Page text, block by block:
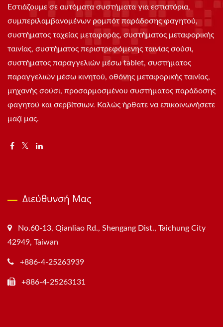
Εστιάζουμε σε αυτόματα συστήματα για εστιατόρια,
συμπεριλαμβανομένων ρομπότ παράδοσης φαγητού,
συστήματος ταχείας μεταφοράς, συστήματος μεταφορικής
ταινίας, συστήματος περιστρεφόμενης ταινίας σούσι,
συστήματος παραγγελιών μέσω tablet, συστήματος
παραγγελιών μέσω κινητού, οθόνης μεταφορικής ταινίας,
μηχανής σούσι, προσαρμοσμένου συστήματος παράδοσης
φαγητού και σερβίτσιων. Καλώς ήρθατε να επικοινωνήσετε
μαζί μας.
Διεύθυνσή Μας
No.60-13, Qianliao Rd., Shengang Dist., Taichung City
42949, Taiwan
+886-4-25263939
+886-4-25263131